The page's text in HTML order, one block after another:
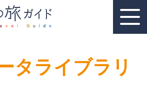
タライブラリ